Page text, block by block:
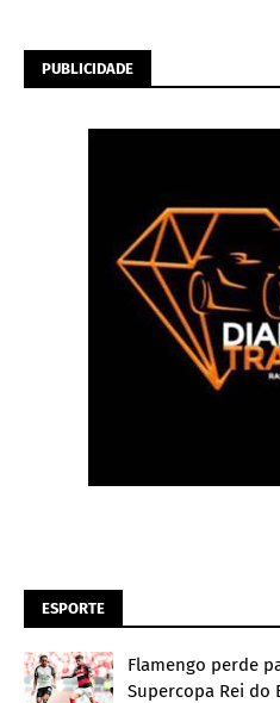
PUBLICIDADE
ESPORTE
Flamengo perde
Supercopa Rei do